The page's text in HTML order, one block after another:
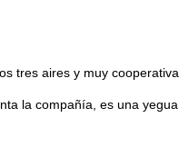
tres aires y muy cooperativa.
la compañía, es una yegua